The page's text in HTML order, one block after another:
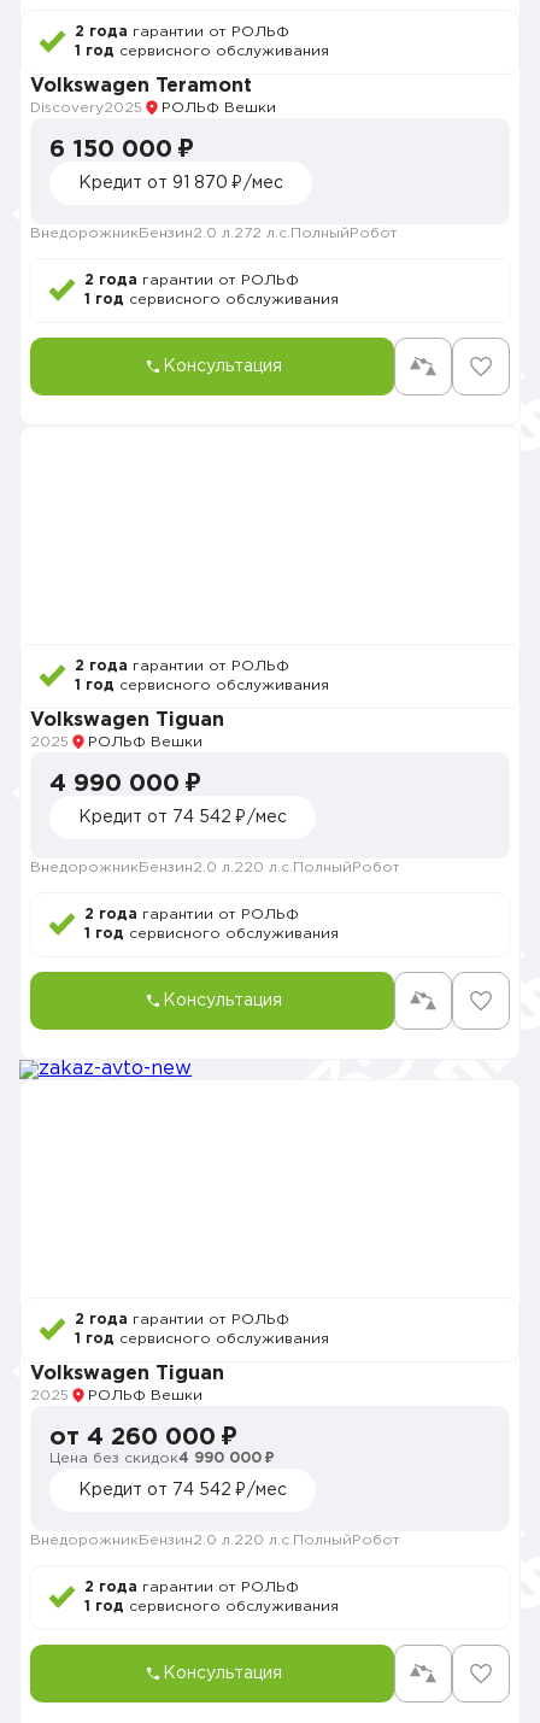
2 года гарантии от РОЛЬФ
1 год сервисного обслуживания
Volkswagen Teramont
Discovery2025 РОЛЬФ Вешки
6 150 000 ₽
Кредит от 91 870 ₽/мес
Внедорожник Бензин2.0 л. 272 л.с. Полный Робот
2 года гарантии от РОЛЬФ
1 год сервисного обслуживания
Консультация
2 года гарантии от РОЛЬФ
1 год сервисного обслуживания
Volkswagen Tiguan
2025 РОЛЬФ Вешки
4 990 000 ₽
Кредит от 74 542 ₽/мес
Внедорожник Бензин2.0 л. 220 л.с. Полный Робот
2 года гарантии от РОЛЬФ
1 год сервисного обслуживания
Консультация
2 года гарантии от РОЛЬФ
1 год сервисного обслуживания
Volkswagen Tiguan
2025 РОЛЬФ Вешки
от 4 260 000 ₽
Цена без скидок4 990 000 ₽
Кредит от 74 542 ₽/мес
Внедорожник Бензин2.0 л. 220 л.с. Полный Робот
2 года гарантии от РОЛЬФ
1 год сервисного обслуживания
Консультация